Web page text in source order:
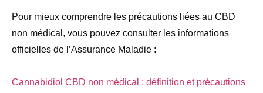
Pour mieux comprendre les précautions liées au CBD
non médical, vous pouvez consulter les informations
officielles de l’Assurance Maladie :
Cannabidiol CBD non médical : définition et précautions